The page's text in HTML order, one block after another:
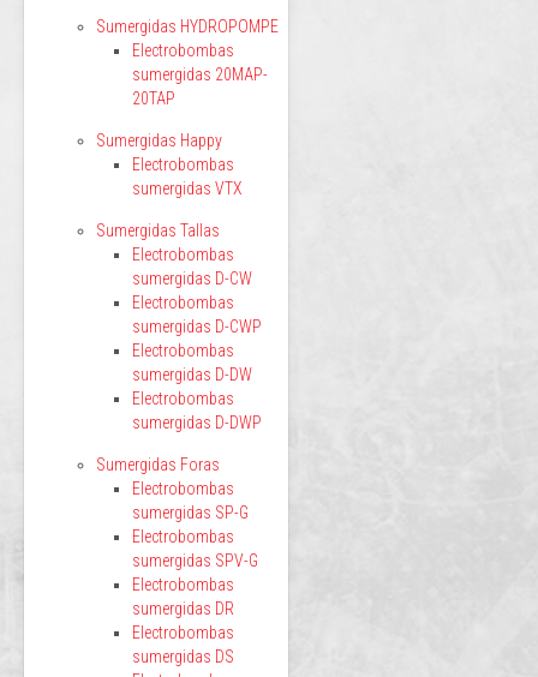
Sumergidas HYDROPOMPE
Electrobombas
sumergidas 20MAP-
20TAP
Sumergidas Happy
Electrobombas
sumergidas VTX
Sumergidas Tallas
Electrobombas
sumergidas D-CW
Electrobombas
sumergidas D-CWP
Electrobombas
sumergidas D-DW
Electrobombas
sumergidas D-DWP
Sumergidas Foras
Electrobombas
sumergidas SP-G
Electrobombas
sumergidas SPV-G
Electrobombas
sumergidas DR
Electrobombas
sumergidas DS